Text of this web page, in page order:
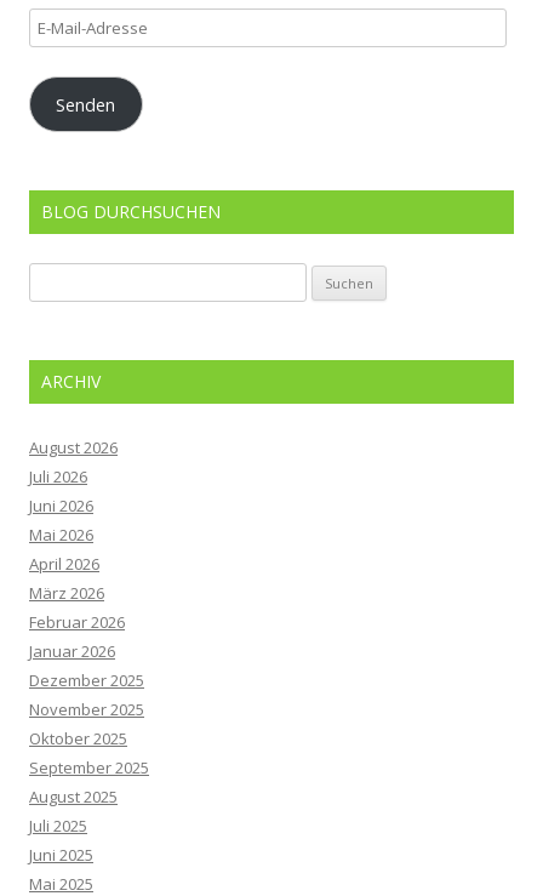
E-
Mail-
Adresse
Senden
BLOG DURCHSUCHEN
nach:
ARCHIV
August 2026
Juli 2026
Juni 2026
Mai 2026
April 2026
März 2026
Februar 2026
Januar 2026
Dezember 2025
November 2025
Oktober 2025
September 2025
August 2025
Juli 2025
Juni 2025
Mai 2025